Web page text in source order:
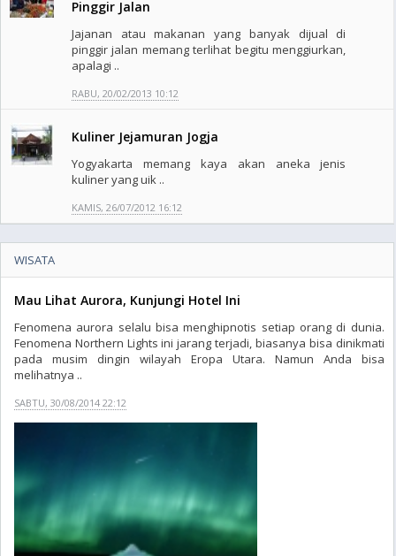
Pinggir Jalan
Jajanan atau makanan yang banyak dijual di
pinggir jalan memang terlihat begitu menggiurkan,
apalagi ..
RABU, 20/02/2013 10:12
Kuliner Jejamuran Jogja
Yogyakarta memang kaya akan aneka jenis
kuliner yang uik ..
KAMIS, 26/07/2012 16:12
WISATA
Mau Lihat Aurora, Kunjungi Hotel Ini
Fenomena aurora selalu bisa menghipnotis setiap orang di dunia.
Fenomena Northern Lights ini jarang terjadi, biasanya bisa dinikmati
pada musim dingin wilayah Eropa Utara. Namun Anda bisa
melihatnya ..
SABTU, 30/08/2014 22:12